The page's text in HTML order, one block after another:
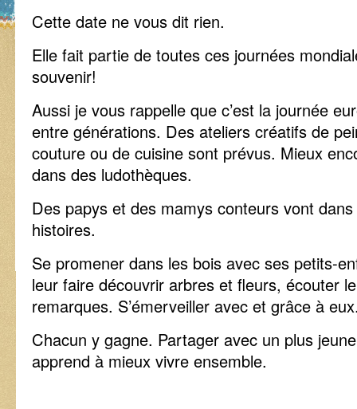
Cette date ne vous dit rien.
Elle fait partie de toutes ces journées
souvenir!
Aussi je vous rappelle que c’est la journée
entre générations. Des ateliers créatifs de
couture ou de cuisine sont prévus. Mieux
dans des ludothèques.
Des papys et des mamys conteurs vont
histoires.
Se promener dans les bois avec ses petits-
leur faire découvrir arbres et fleurs, écouter
remarques. S’émerveiller avec et grâce à
Chacun y gagne. Partager avec un plus
apprend à mieux vivre ensemble.